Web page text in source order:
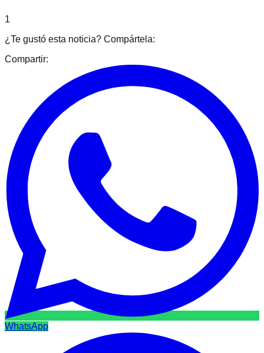
1
¿Te gustó esta noticia? Compártela:
Compartir:
WhatsApp